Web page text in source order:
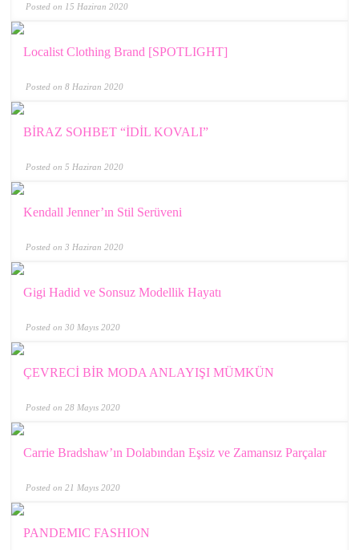
Posted on 15 Haziran 2020
Localist Clothing Brand [SPOTLIGHT]
Posted on 8 Haziran 2020
BİRAZ SOHBET “İDİL KOVALI”
Posted on 5 Haziran 2020
Kendall Jenner’ın Stil Serüveni
Posted on 3 Haziran 2020
Gigi Hadid ve Sonsuz Modellik Hayatı
Posted on 30 Mayıs 2020
ÇEVRECİ BİR MODA ANLAYIŞI MÜMKÜN
Posted on 28 Mayıs 2020
Carrie Bradshaw’ın Dolabından Eşsiz ve Zamansız Parçalar
Posted on 21 Mayıs 2020
PANDEMIC FASHION